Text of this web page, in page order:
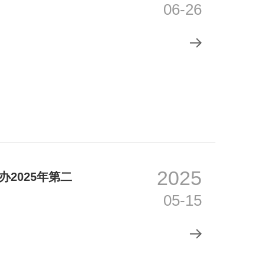
06-26
2025年第二
2025
05-15